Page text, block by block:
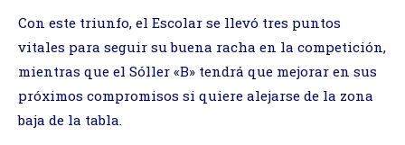
Con este triunfo, el Escolar se llevó tres puntos
vitales para seguir su buena racha en la competición,
mientras que el Sóller «B» tendrá que mejorar en sus
próximos compromisos si quiere alejarse de la zona
baja de la tabla.